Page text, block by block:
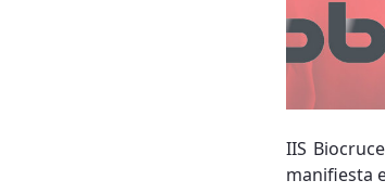
IIS
manifiesta